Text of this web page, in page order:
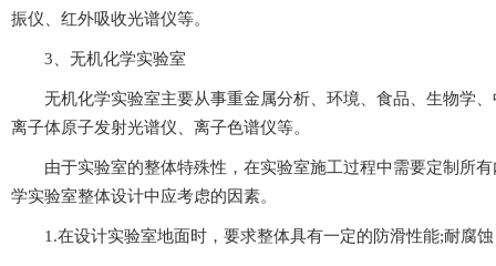
振仪、红外吸收光谱仪等。
3、无机化学实验室
无机化学实验室主要从事重金属分析、环境、食品、生物学
离子体原子发射光谱仪、离子色谱仪等。
由于实验室的整体特殊性，在实验室施工过程中需要定制所有内部
学实验室整体设计中应考虑的因素。
1.在设计实验室地面时，要求整体具有一定的防滑性能;耐腐蚀，易